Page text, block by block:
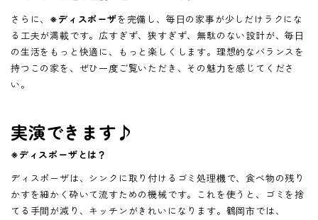
さらに、 ※ディスポーザを完備し、毎日の家事が少しだけラクにな
る工夫が満載です。広すぎず、狭すぎず、無駄のない設計が、毎日
の生活をもっと快適に、もっと楽しくします。理想的なバランスを
持つこの家を、ぜひ一度ご覧いただき、その魅力を感じてくださ
い。
実演できます♪
※ディスポーザとは？
ディスポーザは、シンクに取り付けるゴミ処理機で、食べ物の残り
かすを細かく砕いて流すための機械です。これを使うと、ゴミを捨
てる手間が減り、キッチンがきれいになります。鶴岡市では、